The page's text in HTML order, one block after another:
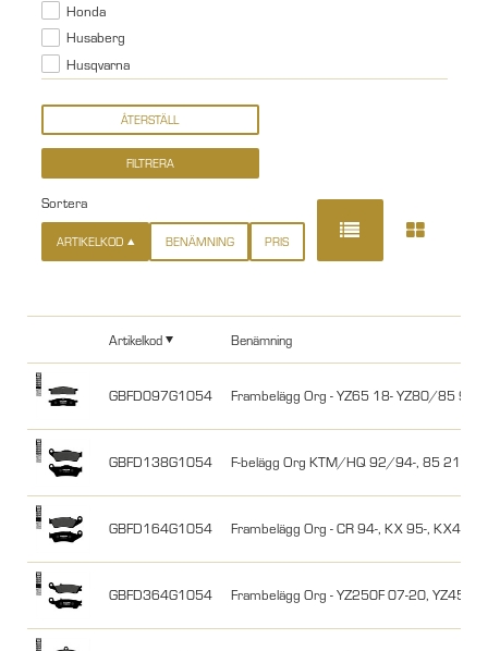
Honda
Husaberg
Husqvarna
Sortera
ARTIKELKOD BENÄMNING PRIS
Artikelkod Benämning
GBFD097G1054 Frambelägg Org - YZ65 18- YZ80/85 93-
GBFD138G1054 F-belägg Org KTM/HQ 92/94-, 85 21-
GBFD164G1054 Frambelägg Org - CR 94-, KX 95-, KX450
GBFD364G1054 Frambelägg Org - YZ250F 07-20,